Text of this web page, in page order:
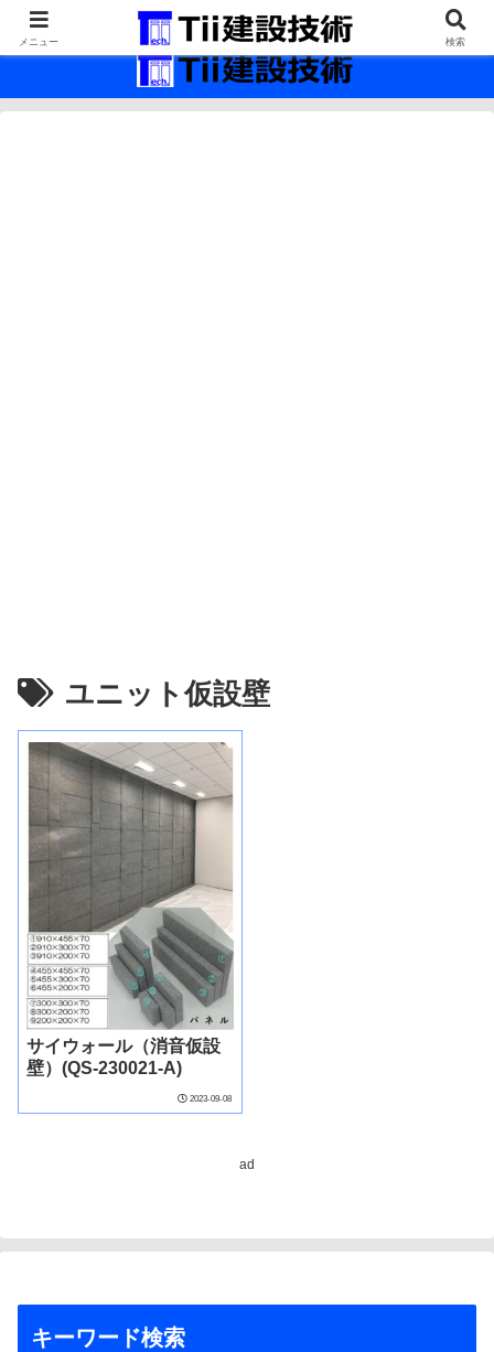
最新の建設技術の情報インフラ。
ユニット仮設壁
サイウォール（消音仮設
壁）(QS-230021-A)
2023-09-08
ad
キーワード検索
メニュー 検索